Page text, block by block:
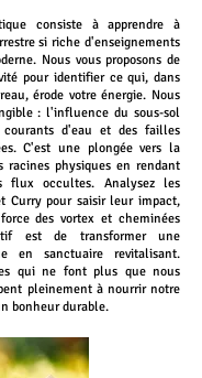
consiste à apprendre à
si riche d'enseignements
Nous vous proposons de
pour identifier ce qui, dans
érode votre énergie. Nous
: l'influence du sous-sol
d'eau et des failles
C'est une plongée vers la
racines physiques en rendant
flux occultes. Analysez les
Curry pour saisir leur impact,
des vortex et cheminées
est de transformer une
en sanctuaire revitalisant.
qui ne font plus que nous
pleinement à nourrir notre
bonheur durable.